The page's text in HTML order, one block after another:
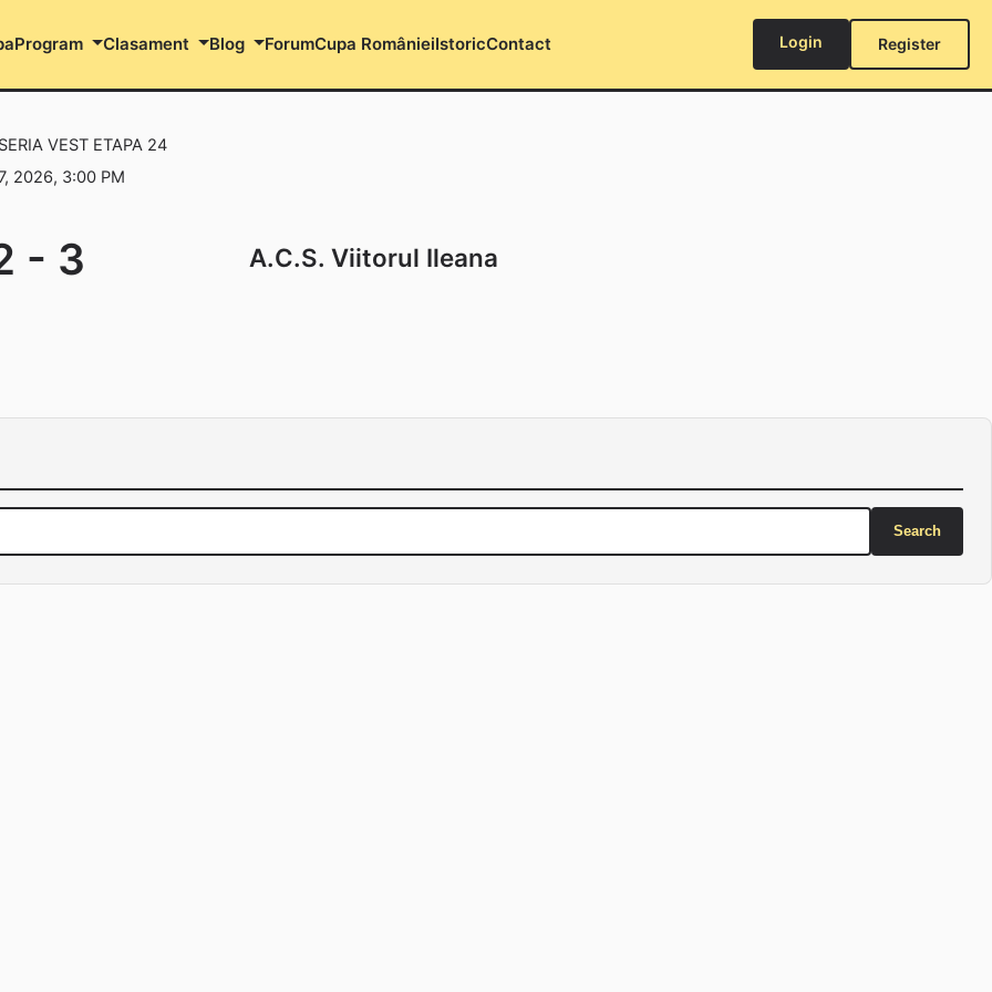
Program Clasament Blog ForumCupa RomânieiIstoricContact Login Register
VEST ETAPA 24
2026, 3:00 PM
- 3 A.C.S. Viitorul Ileana